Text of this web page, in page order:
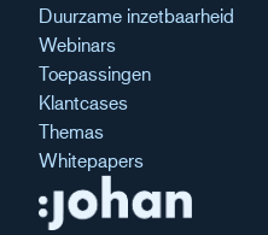
Duurzame inzetbaarheid
Webinars
Toepassingen
Klantcases
Themas
Whitepapers